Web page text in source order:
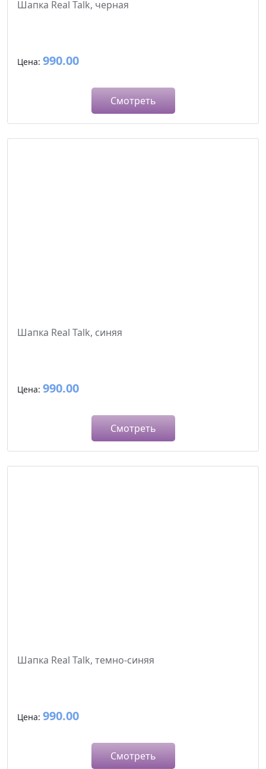
Шапка Real Talk, черная
Цена: 990.00
Смотреть
Шапка Real Talk, синяя
Цена: 990.00
Смотреть
Шапка Real Talk, темно-синяя
Цена: 990.00
Смотреть